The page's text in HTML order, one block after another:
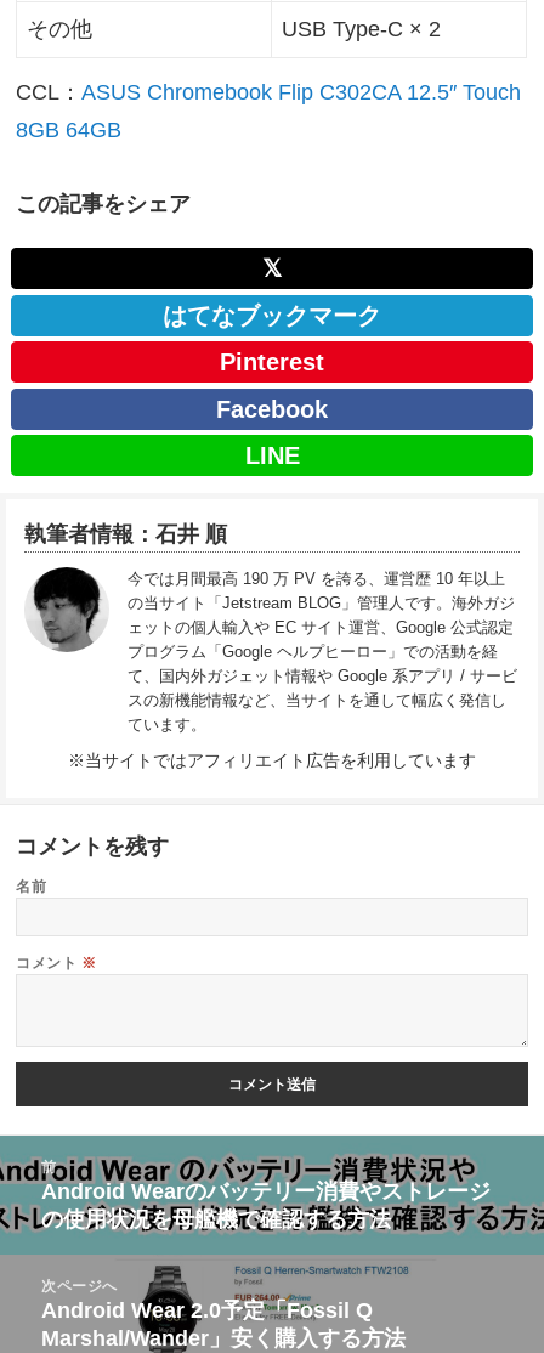
その他 USB Type-C × 2
CCL：ASUS Chromebook Flip C302CA 12.5″ Touch
8GB 64GB
この記事をシェア
𝕏
はてなブックマーク
Pinterest
Facebook
LINE
執筆者情報：石井 順
今では月間最高 190 万 PV を誇る、運営歴 10 年以上
の当サイト「Jetstream BLOG」管理人です。海外ガジ
ェットの個人輸入や EC サイト運営、Google 公式認定
プログラム「Google ヘルプヒーロー」での活動を経
て、国内外ガジェット情報や Google 系アプリ / サービ
スの新機能情報など、当サイトを通して幅広く発信し
ています。
※当サイトではアフィリエイト広告を利用しています
コメントを残す
名前
コメント ※
稿
ナ
ビ
前
前
の
稿:
Android Wearのバッテリー消費やストレージ
の使用状況を母艦機で確認する方法
次ページへ
次
Android Wear 2.0予定「Fossil Q
Marshal/Wander」安く購入する方法